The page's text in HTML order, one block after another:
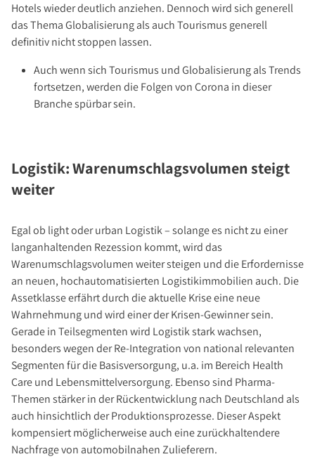
Hotels wieder deutlich anziehen. Dennoch wird sich generell
das Thema Globalisierung als auch Tourismus generell
definitiv nicht stoppen lassen.
Auch wenn sich Tourismus und Globalisierung als Trends
fortsetzen, werden die Folgen von Corona in dieser
Branche spürbar sein.
Logistik: Warenumschlagsvolumen steigt
weiter
Egal ob light oder urban Logistik – solange es nicht zu einer
langanhaltenden Rezession kommt, wird das
Warenumschlagsvolumen weiter steigen und die Erfordernisse
an neuen, hochautomatisierten Logistikimmobilien auch. Die
Assetklasse erfährt durch die aktuelle Krise eine neue
Wahrnehmung und wird einer der Krisen-Gewinner sein.
Gerade in Teilsegmenten wird Logistik stark wachsen,
besonders wegen der Re-Integration von national relevanten
Segmenten für die Basisversorgung, u.a. im Bereich Health
Care und Lebensmittelversorgung. Ebenso sind Pharma-
Themen stärker in der Rückentwicklung nach Deutschland als
auch hinsichtlich der Produktionsprozesse. Dieser Aspekt
kompensiert möglicherweise auch eine zurückhaltendere
Nachfrage von automobilnahen Zulieferern.